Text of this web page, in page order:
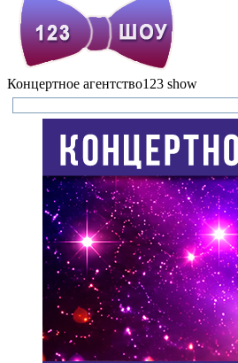
Концертное агентство123 show